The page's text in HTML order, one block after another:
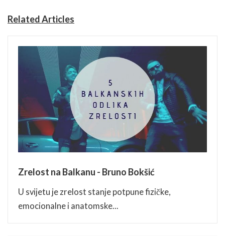
Related Articles
Zrelost na Balkanu - Bruno Bokšić
U svijetu je zrelost stanje potpune fizičke,
emocionalne i anatomske...